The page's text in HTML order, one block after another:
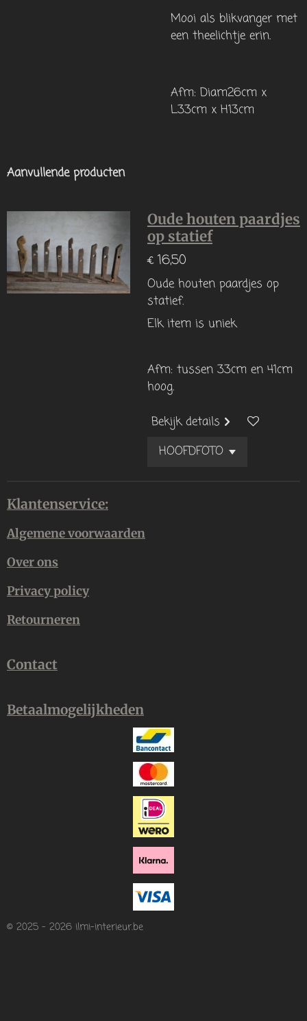
Mooi als blikvanger met
een theelichtje erin.
Afm: Diam26cm x
L33cm x H13cm
Aanvullende producten
Oude houten paardjes
op statief
€ 16,50
Oude houten paardjes op
statief.
Elk item is uniek
Afm: tussen 33cm en 41cm
hoog.
Bekijk details
Klantenservice:
Algemene voorwaarden
Over ons
Privacy policy
Retourneren
Contact
Betaalmogelijkheden
© 2025 - 2026 ilmi-interieur.be